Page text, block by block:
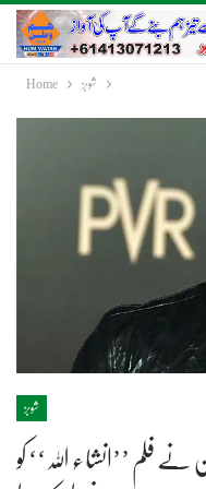
Home شوبز
شوبز
فلم ’’انشاء اللہ‘‘ کو